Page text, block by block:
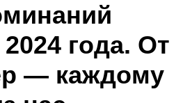
года. От
— каждому